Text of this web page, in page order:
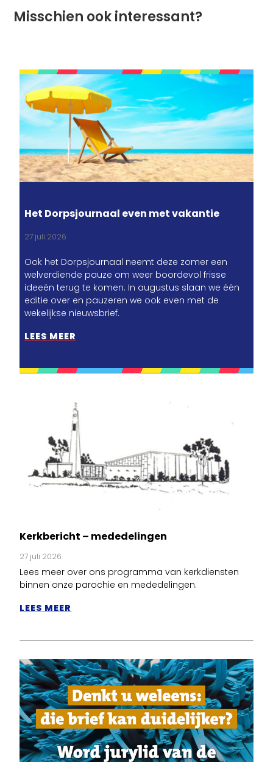
Misschien ook interessant?
Het Dorpsjournaal even met vakantie
27 juli 2026
Ook het Dorpsjournaal neemt deze zomer een
welverdiende pauze om weer boordevol frisse
ideeën terug te komen. In augustus slaan we één
editie over en pauzeren we ook even met de
wekelijkse nieuwsbrief.
LEES MEER
Kerkbericht – mededelingen
27 juli 2026
Lees meer over ons programma van kerkdiensten
binnen onze parochie en mededelingen.
LEES MEER